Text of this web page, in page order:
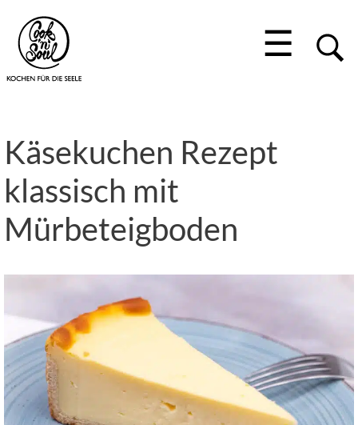
☰
Käsekuchen Rezept
klassisch mit
Mürbeteigboden